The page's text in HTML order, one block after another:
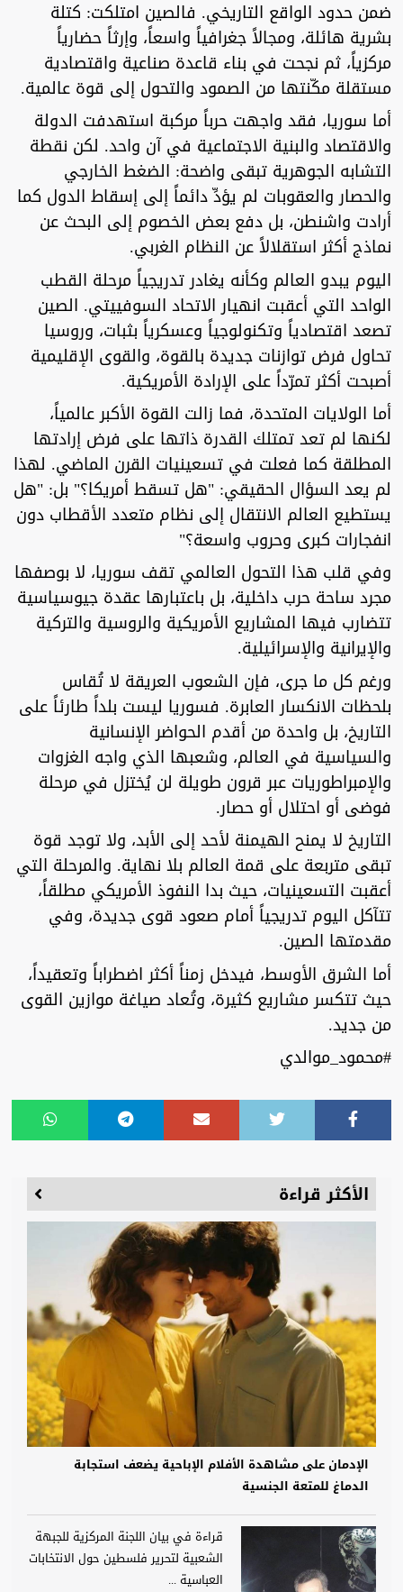
ضمن حدود الواقع التاريخي. فالصين امتلكت: كتلة
بشرية هائلة، ومجالاً جغرافياً واسعاً، وإرثاً حضارياً
مركزياً، ثم نجحت في بناء قاعدة صناعية واقتصادية
مستقلة مكّنتها من الصمود والتحول إلى قوة عالمية.
أما سوريا، فقد واجهت حرباً مركبة استهدفت الدولة
والاقتصاد والبنية الاجتماعية في آن واحد. لكن نقطة
التشابه الجوهرية تبقى واضحة: الضغط الخارجي
والحصار والعقوبات لم يؤدِّ دائماً إلى إسقاط الدول كما
أرادت واشنطن، بل دفع بعض الخصوم إلى البحث عن
نماذج أكثر استقلالاً عن النظام الغربي.
اليوم يبدو العالم وكأنه يغادر تدريجياً مرحلة القطب
الواحد التي أعقبت انهيار الاتحاد السوفييتي. الصين
تصعد اقتصادياً وتكنولوجياً وعسكرياً بثبات، وروسيا
تحاول فرض توازنات جديدة بالقوة، والقوى الإقليمية
أصبحت أكثر تمرّداً على الإرادة الأمريكية.
أما الولايات المتحدة، فما زالت القوة الأكبر عالمياً،
لكنها لم تعد تمتلك القدرة ذاتها على فرض إرادتها
المطلقة كما فعلت في تسعينيات القرن الماضي. لهذا
لم يعد السؤال الحقيقي: "هل تسقط أمريكا؟" بل: "هل
يستطيع العالم الانتقال إلى نظام متعدد الأقطاب دون
انفجارات كبرى وحروب واسعة؟"
وفي قلب هذا التحول العالمي تقف سوريا، لا بوصفها
مجرد ساحة حرب داخلية، بل باعتبارها عقدة جيوسياسية
تتضارب فيها المشاريع الأمريكية والروسية والتركية
والإيرانية والإسرائيلية.
ورغم كل ما جرى، فإن الشعوب العريقة لا تُقاس
بلحظات الانكسار العابرة. فسوريا ليست بلداً طارئاً على
التاريخ، بل واحدة من أقدم الحواضر الإنسانية
والسياسية في العالم، وشعبها الذي واجه الغزوات
والإمبراطوريات عبر قرون طويلة لن يُختزل في مرحلة
فوضى أو احتلال أو حصار.
التاريخ لا يمنح الهيمنة لأحد إلى الأبد، ولا توجد قوة
تبقى متربعة على قمة العالم بلا نهاية. والمرحلة التي
أعقبت التسعينيات، حيث بدا النفوذ الأمريكي مطلقاً،
تتآكل اليوم تدريجياً أمام صعود قوى جديدة، وفي
مقدمتها الصين.
أما الشرق الأوسط، فيدخل زمناً أكثر اضطراباً وتعقيداً،
حيث تتكسر مشاريع كثيرة، وتُعاد صياغة موازين القوى
من جديد.
#محمود_موالدي
الأكثر قراءة
الإدمان على مشاهدة الأفلام الإباحية يضعف استجابة
الدماغ للمتعة الجنسية
قراءة في بيان اللجنة المركزية للجبهة
الشعبية لتحرير فلسطين حول الانتخابات
العباسية ...